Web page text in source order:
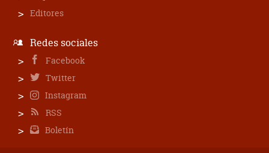
Editores
Redes sociales
Facebook
Twitter
Instagram
RSS
Boletín